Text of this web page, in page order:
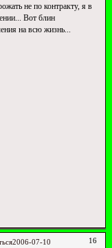
не по контракту, я в
Вот блин
на всю жизнь...
16
2006-07-10